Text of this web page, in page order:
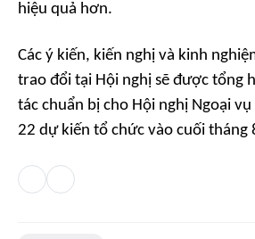
hiệu quả hơn.
Các ý kiến, kiến nghị và kinh
trao đổi tại Hội nghị sẽ được tổng
tác chuẩn bị cho Hội nghị Ngoại
22 dự kiến tổ chức vào cuối tháng